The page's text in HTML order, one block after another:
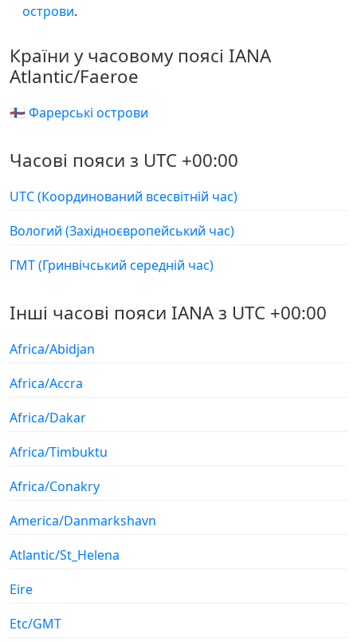
острови.
Країни у часовому поясі IANA
Atlantic/Faeroe
🇫🇴 Фарерські острови
Часові пояси з UTC +00:00
UTC (Координований всесвітній час)
Вологий (Західноєвропейський час)
ГМТ (Гринвічський середній час)
Інші часові пояси IANA з UTC +00:00
Africa/Abidjan
Africa/Accra
Africa/Dakar
Africa/Timbuktu
Africa/Conakry
America/Danmarkshavn
Atlantic/St_Helena
Eire
Etc/GMT